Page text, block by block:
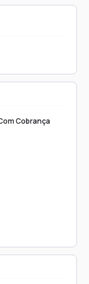
Cobrança